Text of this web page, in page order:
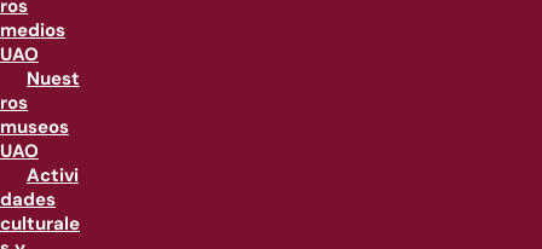
ros
medios
UAO
Nuest
ros
museos
UAO
Activi
dades
culturale